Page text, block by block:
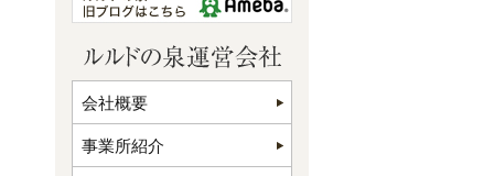
会社概要
事業所紹介